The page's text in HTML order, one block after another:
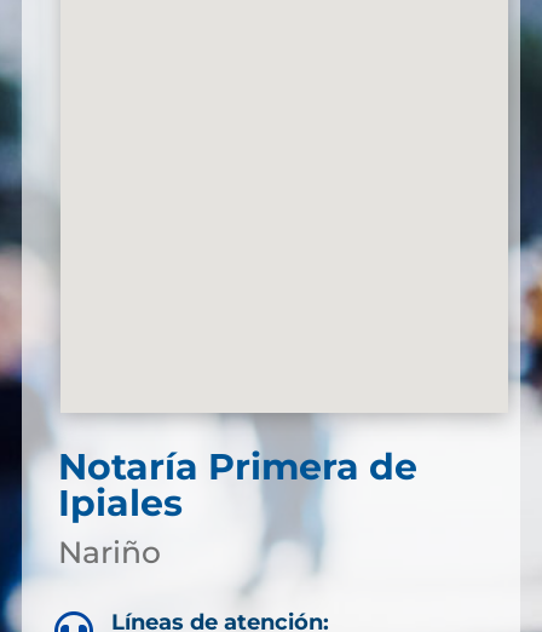
Notaría Primera de
Ipiales
Nariño
Líneas de atención: